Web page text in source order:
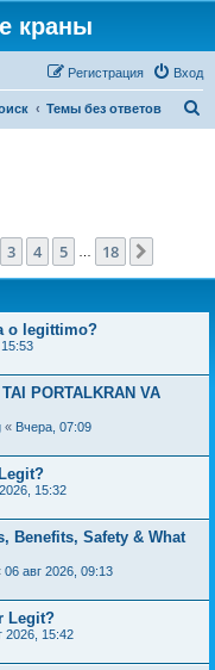
краны
Вход
Регистрация
Темы без ответов
из 18
3 4 5 18
o legittimo?
PORTALKRAN VA
« Вчера, 07:09
15:32
Benefits, Safety & What
06 авг 2026, 09:13
Legit?
2026, 15:42